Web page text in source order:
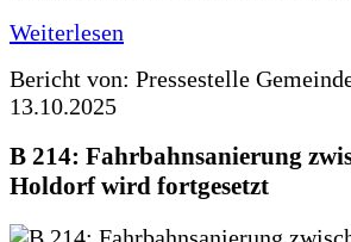
Weiterlesen
Bericht von: Pressestelle
13.10.2025
B 214: Fahrbahnsanierung
Holdorf wird fortgesetzt